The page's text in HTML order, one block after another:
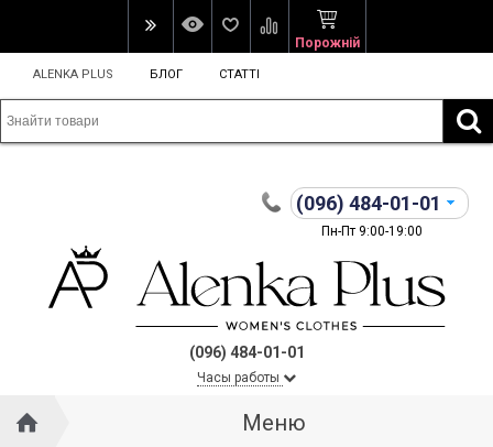
Порожній
ALENKA PLUS БЛОГ СТАТТІ
(096) 484-01-01
Пн-Пт 9:00-19:00
(096) 484-01-01
Часы работы
Меню